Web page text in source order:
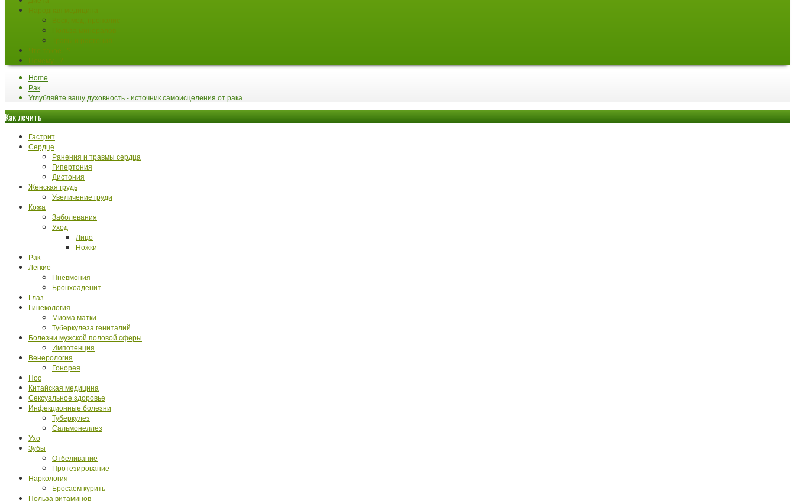
Что такое...?
Почему...?
Home
Рак
Углубляйте вашу духовность - источник самоисцеления от рака
Как лечить
Гастрит
Сердце
Ранения и травмы сердца
Гипертония
Дистония
Женская грудь
Увеличение груди
Кожа
Заболевания
Уход
Лицо
Ножки
Рак
Легкие
Пневмония
Бронхоаденит
Глаз
Гинекология
Миома матки
Туберкулеза гениталий
Болезни мужской половой сферы
Импотенция
Венерология
Гонорея
Нос
Китайская медицина
Сексуальное здоровье
Инфекционные болезни
Туберкулез
Сальмонеллез
Ухо
Зубы
Отбеливание
Протезирование
Наркология
Бросаем курить
Польза витаминов